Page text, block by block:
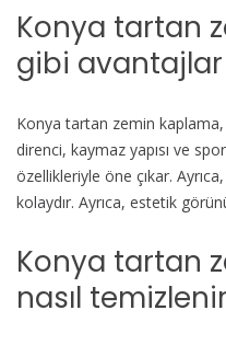
Konya tartan
gibi
Konya tartan zemin kaplama,
direnci, kaymaz yapısı ve
özellikleriyle öne çıkar.
kolaydır. Ayrıca, estetik
Konya tartan
nasıl